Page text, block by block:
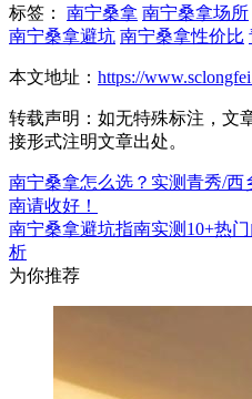
标签： 南宁桑拿 南宁桑拿场所
南宁桑拿避坑 南宁桑拿性价比
本文地址： https://
转载声明： 如无特殊标注，文
接形式注明文章出处。
南宁桑拿怎么选？实测青秀/西
南请收好！
南宁桑拿避坑指南实测10+热
析
为你推荐